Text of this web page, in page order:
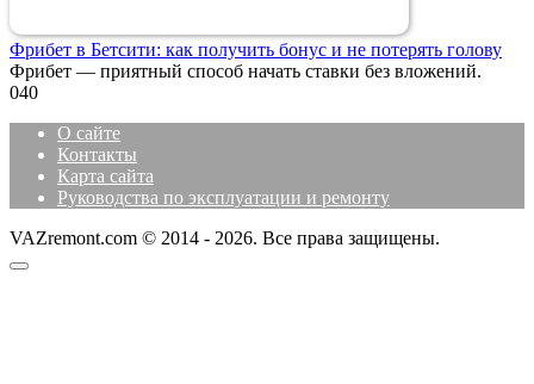
Фрибет в Бетсити: как получить бонус и не потерять голову
Фрибет — приятный способ начать ставки без вложений.
040
О сайте
Контакты
Карта сайта
Руководства по эксплуатации и ремонту
VAZremont.com © 2014 - 2026. Все права защищены.